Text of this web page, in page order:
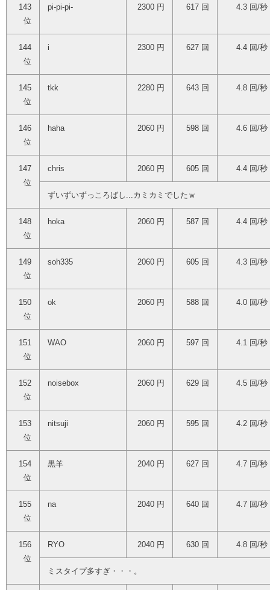
143
位
pi-pi-pi- 2300 円 617 回 4.3 回/秒
144
位
i 2300 円 627 回 4.4 回/秒
145
位
tkk 2280 円 643 回 4.8 回/秒
146
位
haha 2060 円 598 回 4.6 回/秒
147
位
chris 2060 円 605 回 4.4 回/秒
ずいずいずっころばし...カミカミでしたｗ
148
位
hoka 2060 円 587 回 4.4 回/秒
149
位
soh335 2060 円 605 回 4.3 回/秒
150
位
ok 2060 円 588 回 4.0 回/秒
151
位
WAO 2060 円 597 回 4.1 回/秒
152
位
noisebox 2060 円 629 回 4.5 回/秒
153
位
nitsuji 2060 円 595 回 4.2 回/秒
154
位
黒羊 2040 円 627 回 4.7 回/秒
155
位
na 2040 円 640 回 4.7 回/秒
156
位
RYO 2040 円 630 回 4.8 回/秒
ミスタイプ多すぎ・・・。